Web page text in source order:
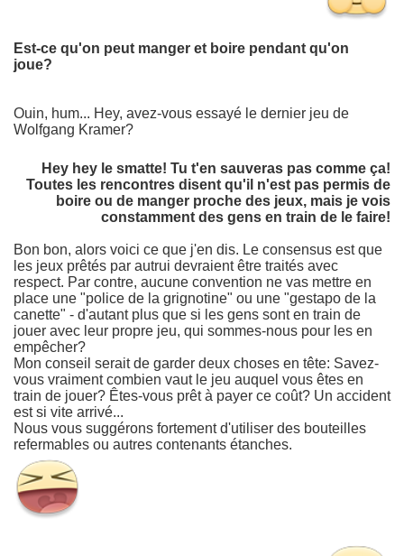
Est-ce qu'on peut manger et boire pendant qu'on
joue?
Ouin, hum... Hey, avez-vous essayé le dernier jeu de
Wolfgang Kramer?
Hey hey le smatte! Tu t'en sauveras pas comme ça!
Toutes les rencontres disent qu'il n'est pas permis de
boire ou de manger proche des jeux, mais je vois
constamment des gens en train de le faire!
Bon bon, alors voici ce que j'en dis. Le consensus est que
les jeux prêtés par autrui devraient être traités avec
respect. Par contre, aucune convention ne vas mettre en
place une "police de la grignotine" ou une "gestapo de la
canette" - d'autant plus que si les gens sont en train de
jouer avec leur propre jeu, qui sommes-nous pour les en
empêcher?
Mon conseil serait de garder deux choses en tête: Savez-
vous vraiment combien vaut le jeu auquel vous êtes en
train de jouer? Êtes-vous prêt à payer ce coût? Un accident
est si vite arrivé...
Nous vous suggérons fortement d'utiliser des bouteilles
refermables ou autres contenants étanches.